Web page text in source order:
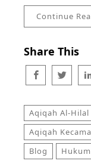
Continue
Share This
Aqiqah Al-
Aqiqah
Blog
Hukum